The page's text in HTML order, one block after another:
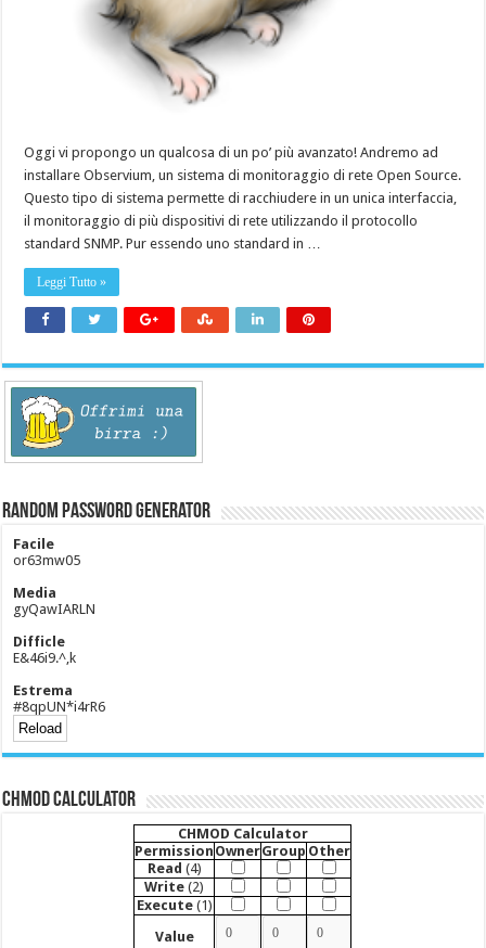
Oggi vi propongo un qualcosa di un po’ più avanzato! Andremo ad
installare Observium, un sistema di monitoraggio di rete Open Source.
Questo tipo di sistema permette di racchiudere in un unica interfaccia,
il monitoraggio di più dispositivi di rete utilizzando il protocollo
standard SNMP. Pur essendo uno standard in …
Leggi Tutto »
Random Password Generator
Facile
or63mw05
Media
gyQawIARLN
Difficle
E&46i9.^,k
Estrema
#8qpUN*i4rR6
CHMOD Calculator
CHMOD Calculator
Permission OwnerGroup Other
Read (4)
Write (2)
Execute(1)
Value